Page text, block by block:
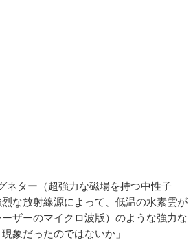
ネター（超強力な磁場を持つ中性子
な放射線源によって、低温の水素雲が
ザーのマイクロ波版）のような強力な
象だったのではないか」